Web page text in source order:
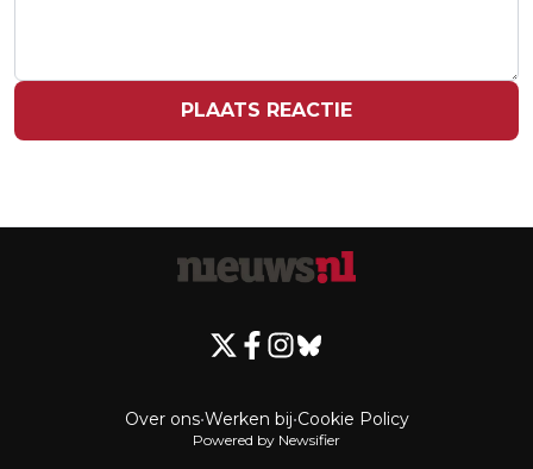
PLAATS REACTIE
Over ons•Werken bij•Cookie Policy
Powered by Newsifier